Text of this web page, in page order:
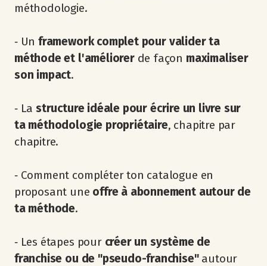
méthodologie.
‐ Unframework complet pour valider ta
méthode et l'améliorerde façon maximaliser
son impact.
‐ Lastructure idéale pour écrire un livre sur
ta méthodologie propriétaire, chapitre par
chapitre.
‐ Comment compléter ton catalogue en
proposant une offre à abonnement autour de
ta méthode.
‐ Les étapes pour créer un système de
franchise ou de "pseudo-franchise"autour